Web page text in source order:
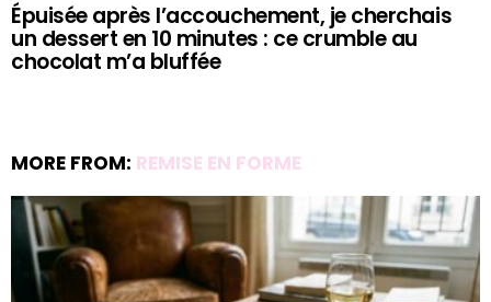
Épuisée après l’accouchement, je cherchais
un dessert en 10 minutes : ce crumble au
chocolat m’a bluffée
MORE FROM: REMISE EN FORME